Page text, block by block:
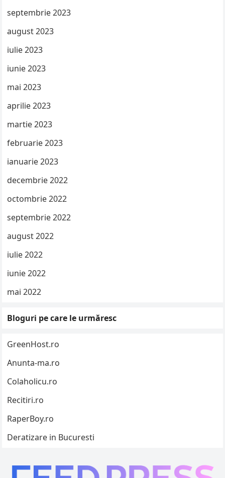
septembrie 2023
august 2023
iulie 2023
iunie 2023
mai 2023
aprilie 2023
martie 2023
februarie 2023
ianuarie 2023
decembrie 2022
octombrie 2022
septembrie 2022
august 2022
iulie 2022
iunie 2022
mai 2022
Bloguri pe care le urmăresc
GreenHost.ro
Anunta-ma.ro
Colaholicu.ro
Recitiri.ro
RaperBoy.ro
Deratizare in Bucuresti